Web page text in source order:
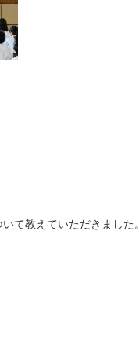
て教えていただきました。